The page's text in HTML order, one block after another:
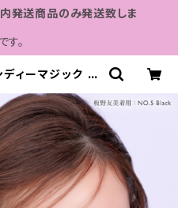
発送商品のみ発送致しま
。
ディーマジック マ
secret candy m
度あり 1箱1枚
無料 ワンマンス
ジ 板野友美ナチ
ラウン 着色 直径
まじ キャンディー
カラコン MAHA